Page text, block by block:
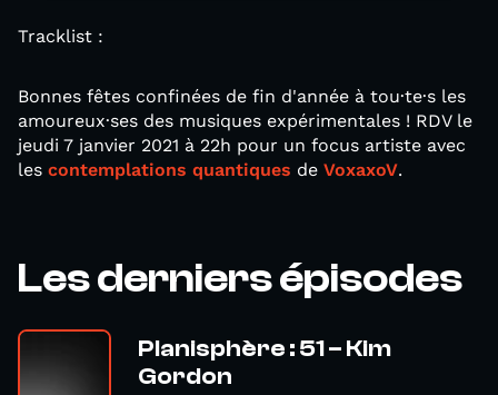
Tracklist :
Bonnes fêtes confinées de fin d'année à tou·te·s les
amoureux·ses des musiques expérimentales ! RDV le
jeudi 7 janvier 2021 à 22h pour un focus artiste avec
les contemplations quantiques de VoxaxoV.
Les derniers épisodes
Planisphère : 51 – Kim
Gordon